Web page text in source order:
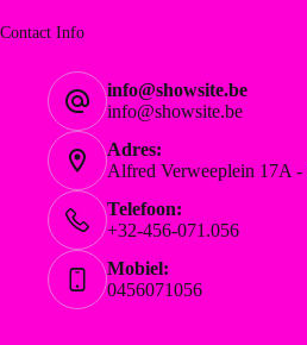
Contact Info
info@showsite.be
info@showsite.be
Adres:
Alfred Verweeplein 17A
Telefoon:
+32-456-071.056
Mobiel:
0456071056